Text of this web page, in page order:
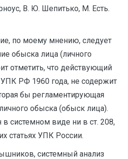
В. Ю. Шепитько, М. Есть.
по моему мнению, следует
обыска лица (личного
отметить, что действующий
РФ 1960 года, не содержит
бы регламентирующая
обыска (обыск лица).
системном виде ни в ст. 208,
статьях УПК России.
системный анализ